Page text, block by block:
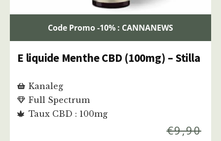
Code Promo -10% : CANNANEWS
E liquide Menthe CBD (100mg) – Stilla
Kanaleg
Full Spectrum
Taux CBD : 100mg
€9,90